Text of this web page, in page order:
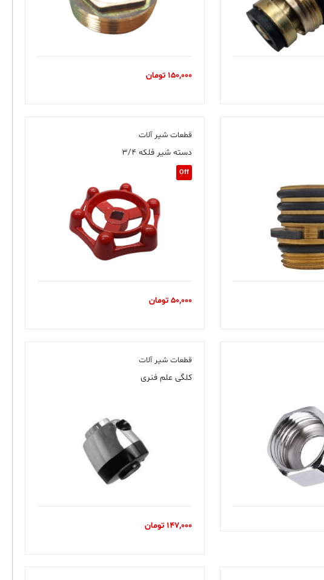
150,000 تومان
قطعات شیر آلات
دسته شیر فلکه ۳/۴
Off
50,000 تومان
قطعات شیر آلات
کلگی علم فنری
147,000 تومان